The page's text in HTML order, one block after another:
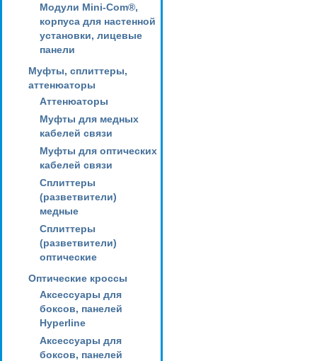
Модули Mini-Com®,
корпуса для настенной
установки, лицевые
панели
Муфты, сплиттеры,
аттенюаторы
Аттенюаторы
Муфты для медных
кабелей связи
Муфты для оптических
кабелей связи
Сплиттеры
(разветвители)
медные
Сплиттеры
(разветвители)
оптические
Оптические кроссы
Аксессуары для
боксов, панелей
Hyperline
Аксессуары для
боксов, панелей